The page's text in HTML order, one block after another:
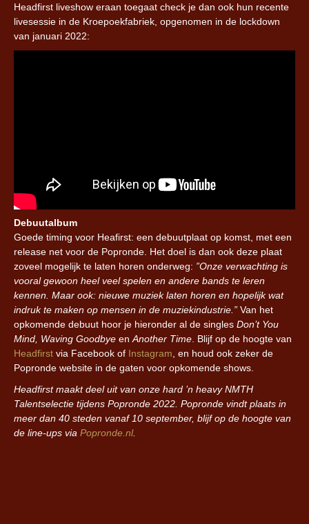
Headfirst liveshow eraan toegaat check je dan ook hun recente
livesessie in de Kroepoekfabriek, opgenomen in de lockdown
van januari 2022:
Debuutalbum
Goede timing voor Heafirst: een debuutplaat op komst, met een
release net voor de Popronde. Het doel is dan ook deze plaat
zoveel mogelijk te laten horen onderweg: ”Onze verwachting is
vooral gewoon heel veel spelen en andere bands te leren
kennen. Maar ook: nieuwe muziek laten horen en hopelijk wat
indruk te maken op mensen in de muziekindustrie.” Van het
opkomende debuut hoor je hieronder al de singles Don’t You
Mind, Waving Goodbye enAnother Time. Blijf op de hoogte van
Headfirst via Facebook of Instagram, en houd ook zeker de
Popronde website in de gaten voor opkomende shows.
Headfirst maakt deel uit van onze hard ’n heavy NMTH
Talentselectie tijdens Popronde 2022. Popronde vindt plaats in
meer dan 40 steden vanaf 10 september, blijf op de hoogte van
de line-ups via Popronde.nl.